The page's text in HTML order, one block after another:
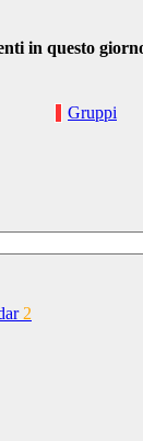
in questo
Gruppi
2